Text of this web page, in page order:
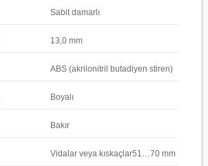
Sabit damarlı
13,0 mm
ABS (akrilonitril butadiyen stiren)
Boyalı
Bakır
Vidalar veya kıskaçlar51…70 mm